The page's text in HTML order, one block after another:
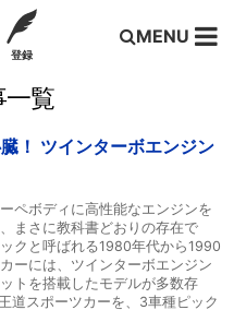
登録
MENU
一覧
！ ツインターボエンジン
ペボディに高性能なエンジンを
まさに教科書どおりの存在で
クと呼ばれる1980年代から1990
ーには、ツインターボエンジン
トを搭載したモデルが多数存
道スポーツカーを、3車種ピック